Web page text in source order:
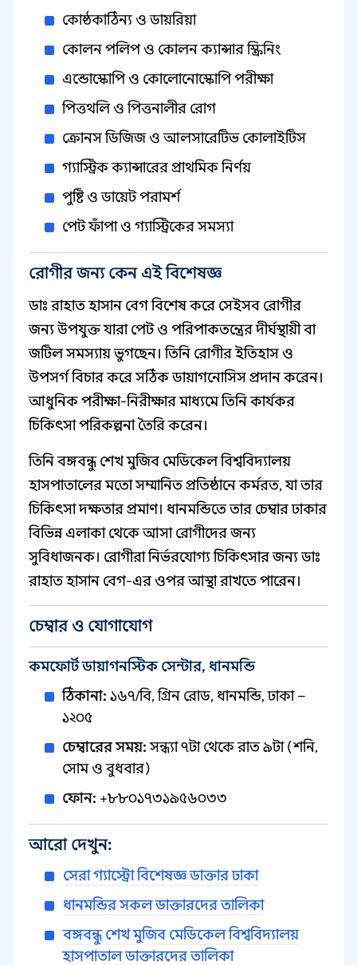
কোষ্ঠকাঠিন্য ও ডায়রিয়া
কোলন পলিপ ও কোলন ক্যান্সার স্ক্রিনিং
এন্ডোস্কোপি ও কোলোনোস্কোপি পরীক্ষা
পিত্তথলি ও পিত্তনালীর রোগ
ক্রোনস ডিজিজ ও আলসারেটিভ কোলাইটিস
গ্যাস্ট্রিক ক্যান্সারের প্রাথমিক নির্ণয়
পুষ্টি ও ডায়েট পরামর্শ
পেট ফাঁপা ও গ্যাস্ট্রিকের সমস্যা
রোগীর জন্য কেন এই বিশেষজ্ঞ
ডাঃ রাহাত হাসান বেগ বিশেষ করে সেইসব রোগীর
জন্য উপযুক্ত যারা পেট ও পরিপাকতন্ত্রের দীর্ঘস্থায়ী বা
জটিল সমস্যায় ভুগছেন। তিনি রোগীর ইতিহাস ও
উপসর্গ বিচার করে সঠিক ডায়াগনোসিস প্রদান করেন।
আধুনিক পরীক্ষা-নিরীক্ষার মাধ্যমে তিনি কার্যকর
চিকিৎসা পরিকল্পনা তৈরি করেন।
তিনি বঙ্গবন্ধু শেখ মুজিব মেডিকেল বিশ্ববিদ্যালয়
হাসপাতালের মতো সম্মানিত প্রতিষ্ঠানে কর্মরত, যা তার
চিকিৎসা দক্ষতার প্রমাণ। ধানমন্ডিতে তার চেম্বার ঢাকার
বিভিন্ন এলাকা থেকে আসা রোগীদের জন্য
সুবিধাজনক। রোগীরা নির্ভরযোগ্য চিকিৎসার জন্য ডাঃ
রাহাত হাসান বেগ-এর ওপর আস্থা রাখতে পারেন।
চেম্বার ও যোগাযোগ
কমফোর্ট ডায়াগনস্টিক সেন্টার, ধানমন্ডি
ঠিকানা: ১৬৭/বি, গ্রিন রোড, ধানমন্ডি, ঢাকা –
১২০৫
চেম্বারের সময়:সন্ধ্যা ৭টা থেকে রাত ৯টা (শনি,
সোম ও বুধবার)
ফোন: +৮৮০১৭৩১৯৫৬০৩৩
আরো দেখুন:
সেরা গ্যাস্ট্রো বিশেষজ্ঞ ডাক্তার ঢাকা
ধানমন্ডির সকল ডাক্তারদের তালিকা
বঙ্গবন্ধু শেখ মুজিব মেডিকেল বিশ্ববিদ্যালয়
হাসপাতাল ডাক্তারদের তালিকা